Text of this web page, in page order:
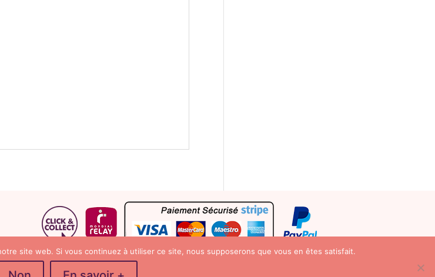
site web. Si vous continuez à utiliser ce site, nous supposerons que vous en êtes satisfait.